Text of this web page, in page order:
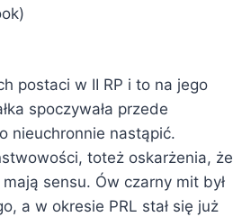
postaci w II RP i to na jego
spoczywała przede
nieuchronnie nastąpić.
toteż oskarżenia, że
sensu. Ów czarny mit był
a w okresie PRL stał się już